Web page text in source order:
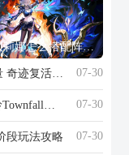
鸣潮嘉贝莉娜怎么搭配阵容 鸣潮嘉贝莉娜培养攻略一览
《明末：渊虚之羽》周年庆销量 奇迹复活赛上演 07-30
寂静岭Townfall视角大改 寂静岭Townfall新作视角大改 07-30
段玩法攻略 07-30